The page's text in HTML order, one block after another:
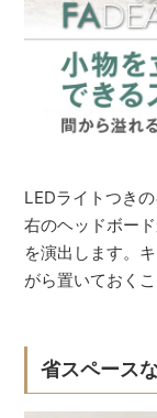
LEDライトつき
右のヘッドボー
を演出します。
がら置いておくこ
省スペース